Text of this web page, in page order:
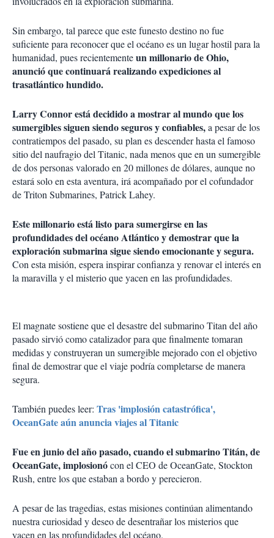
Sin embargo, tal parece que este funesto destino no fue
suficiente para reconocer que el océano es un lugar hostil para la
humanidad, pues recientementeun millonario de Ohio,
anunció que continuará realizando expediciones al
trasatlántico hundido.
Larry Connor está decidido a mostrar al mundo que los
sumergibles siguen siendo seguros y confiables,a pesar de los
contratiempos del pasado, su plan es descender hasta el famoso
sitio del naufragio del Titanic, nada menos que en un sumergible
de dos personas valorado en 20 millones de dólares, aunque no
estará solo en esta aventura, irá acompañado por el cofundador
de Triton Submarines, Patrick Lahey.
Este millonario está listo para sumergirse en las
profundidades del océano Atlántico y demostrar que la
exploración submarina sigue siendo emocionante y segura.
Con esta misión, espera inspirar confianza y renovar el interés en
la maravilla y el misterio que yacen en las profundidades.
El magnate sostiene que el desastre del submarino Titan del año
pasado sirvió como catalizador para que finalmente tomaran
medidas y construyeran un sumergible mejorado con el objetivo
final de demostrar que el viaje podría completarse de manera
segura.
También puedes leer: Tras 'implosión catastrófica',
OceanGate aún anuncia viajes al Titanic
Fue en junio del año pasado, cuando el submarino Titán, de
OceanGate, implosionócon el CEO de OceanGate, Stockton
Rush, entre los que estaban a bordo y perecieron.
A pesar de las tragedias, estas misiones continúan alimentando
nuestra curiosidad y deseo de desentrañar los misterios que
yacen en las profundidades del océano.